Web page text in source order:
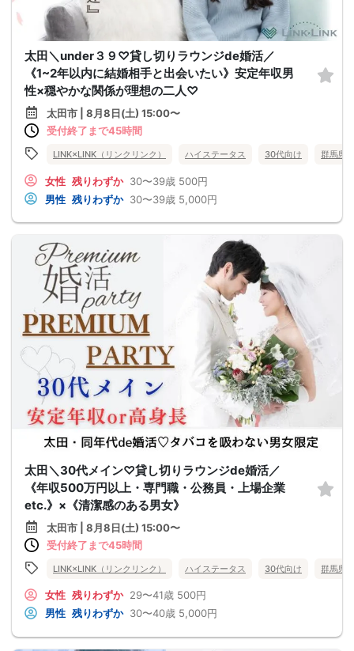
太田＼under３９♡貸し切りラウンジde婚活／
《1~2年以内に結婚相手と出会いたい》安定年収男
性×穏やかな関係が理想の二人♡
太田市 | 8月8日(土) 15:00〜
受付終了まで45時間
LINK×LINK（リンクリンク） ハイステータス 30代向け 群馬県
女性 残りわずか 30〜39歳 500円
男性 残りわずか 30〜39歳 5,000円
太田＼30代メイン♡貸し切りラウンジde婚活／
《年収500万円以上・専門職・公務員・上場企業
etc.》×《清潔感のある男女》
太田市 | 8月8日(土) 15:00〜
受付終了まで45時間
LINK×LINK（リンクリンク） ハイステータス 30代向け 群馬県
女性 残りわずか 29〜41歳 500円
男性 残りわずか 30〜40歳 5,000円